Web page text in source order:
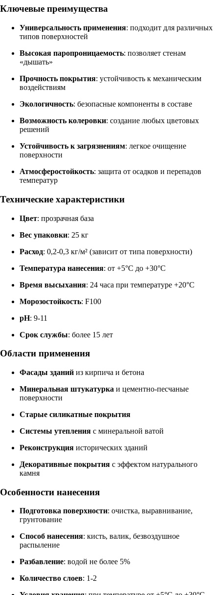
Ключевые преимущества
Универсальность применения: подходит для различных
типов поверхностей
Высокая паропроницаемость: позволяет стенам
«дышать»
Прочность покрытия: устойчивость к механическим
воздействиям
Экологичность: безопасные компоненты в составе
Возможность колеровки: создание любых цветовых
решений
Устойчивость к загрязнениям: легкое очищение
поверхности
Атмосферостойкость: защита от осадков и перепадов
температур
Технические характеристики
Цвет: прозрачная база
Вес упаковки: 25 кг
Расход: 0,2-0,3 кг/м² (зависит от типа поверхности)
Температура нанесения: от +5°C до +30°C
Время высыхания: 24 часа при температуре +20°C
Морозостойкость: F100
pH: 9-11
Срок службы: более 15 лет
Области применения
Фасады зданий из кирпича и бетона
Минеральная штукатурка и цементно-песчаные
поверхности
Старые силикатные покрытия
Системы утепления с минеральной ватой
Реконструкция исторических зданий
Декоративные покрытия с эффектом натурального
камня
Особенности нанесения
Подготовка поверхности: очистка, выравнивание,
грунтование
Способ нанесения: кисть, валик, безвоздушное
распыление
Разбавление: водой не более 5%
Количество слоев: 1-2